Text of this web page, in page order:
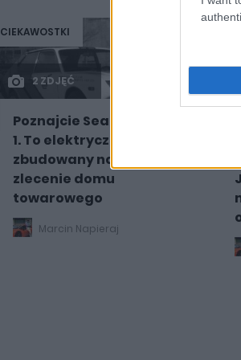
CIEKAWOSTKI
2 ZDJĘĆ
Poznajcie Sears XDH-
1. To elektryczny Fiat
zbudowany na
zlecenie domu
towarowego
Marcin Napieraj